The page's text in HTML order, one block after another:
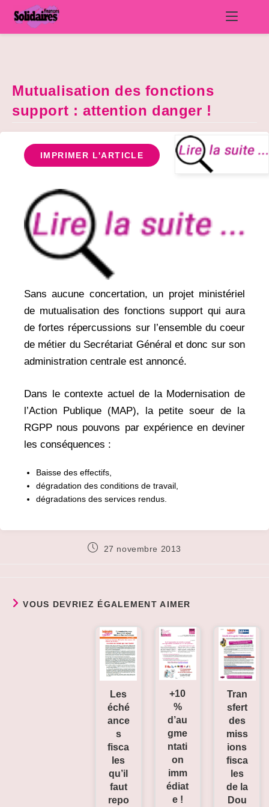
Mutualisation des fonctions
support : attention danger !
IMPRIMER L'ARTICLE
Sans aucune concertation, un projet ministériel
de mutualisation des fonctions support qui aura
de fortes répercussions sur l’ensemble du coeur
de métier du Secrétariat Général et donc sur son
administration centrale est annoncé.
Dans le contexte actuel de la Modernisation de
l’Action Publique (MAP), la petite soeur de la
RGPP nous pouvons par expérience en deviner
les conséquences :
Baisse des effectifs,
dégradation des conditions de travail,
dégradations des services rendus.
Publication
27 novembre 2013
VOUS DEVRIEZ ÉGALEMENT AIMER
Tran
sfert
des
miss
ions
fisca
les
de la
Dou
+10
%
d’au
gme
ntati
on
imm
édiat
e !
Les
éché
ance
s
fisca
les
qu’il
faut
repo